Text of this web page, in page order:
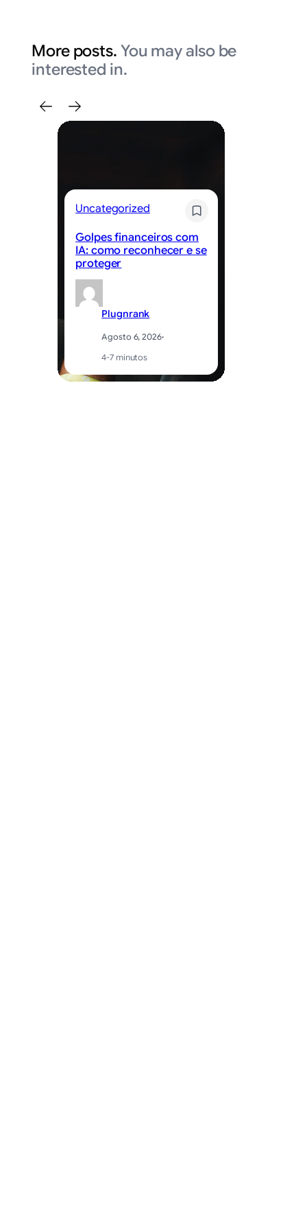
More posts. You may also be
interested in.
Uncategorized
Golpes financeiros com
IA: como reconhecer e se
proteger
Plugnrank
Agosto 6, 2026·
4-7 minutos